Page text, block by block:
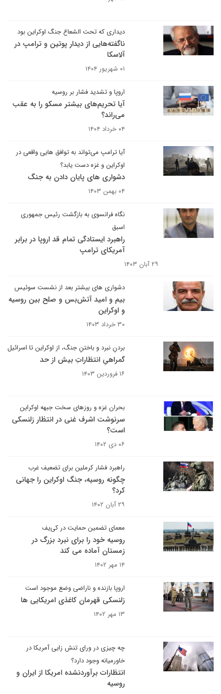
دیداری که تحت الشعاع جنگ اوکراین بود
ناگفته‌هایی از دیدار پوتین و ترامپ در
آلاسکا
۰۱ شهریور ۱۴۰۴
اروپا و تشدید فشار بر روسیه
آیا تحریم‌های بیشتر مسکو را به عقب
می‌راند؟
۰۴ خرداد ۱۴۰۴
آیا ترامپ می‌تواند به توافق هایی واقعی در
اوکراین و غزه دست یابد؟
دشواری های پایان دادن به جنگ
۰۴ بهمن ۱۴۰۳
نگاه فرانسوی به بازگشت رئیس جمهوری
اسبق
راهبرد ایستادگی تمام قد اروپا در برابر
آمریکای ترامپ
۲۹ آبان ۱۴۰۳
دشواری های بیشتر بعد از نشست سوئیس
بیم و امید آتش‌بس و صلح بین روسیه
و اوکراین
۳۰ خرداد ۱۴۰۳
بردنِ نبرد و باختنِ جنگ، از اوکراین تا اسرائیل
گمراهیِ انتظاراتِ بیش از حد
۱۶ فروردین ۱۴۰۳
بحران غزه و روزهای سخت جبهه اوکراین
سرنوشت اشرف غنی در انتظار زلنسکی
است؟
۰۶ دی ۱۴۰۲
راهبرد فشار کرملین برای تضعیف غرب
چگونه روسیه، جنگ اوکراین را جهانی
کرد؟
۲۹ آبان ۱۴۰۲
معمای تضمین حمایت در کی‌یف
روسیه خود را برای نبرد بزرگ در
زمستان آماده می کند
۱۴ مهر ۱۴۰۲
اروپا بازنده و ناراضی وضع موجود است
زلنسکی قهرمان کاغذی امریکایی ها
۱۳ مهر ۱۴۰۲
چه چیزی در ورای تنش زایی آمریکا در
خاورمیانه وجود دارد؟
انتظارات برآوردنشده امریکا از ایران و
روسیه